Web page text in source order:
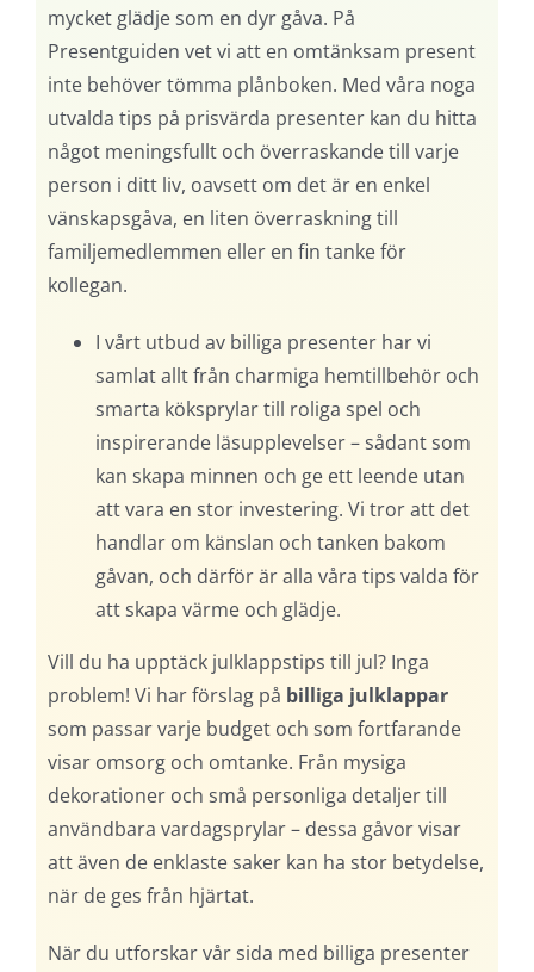
mycket glädje som en dyr gåva. På
Presentguiden vet vi att en omtänksam present
inte behöver tömma plånboken. Med våra noga
utvalda tips på prisvärda presenter kan du hitta
något meningsfullt och överraskande till varje
person i ditt liv, oavsett om det är en enkel
vänskapsgåva, en liten överraskning till
familjemedlemmen eller en fin tanke för
kollegan.
I vårt utbud av billiga presenter har vi
samlat allt från charmiga hemtillbehör och
smarta köksprylar till roliga spel och
inspirerande läsupplevelser – sådant som
kan skapa minnen och ge ett leende utan
att vara en stor investering. Vi tror att det
handlar om känslan och tanken bakom
gåvan, och därför är alla våra tips valda för
att skapa värme och glädje.
Vill du ha upptäck julklappstips till jul? Inga
problem! Vi har förslag på billiga julklappar
som passar varje budget och som fortfarande
visar omsorg och omtanke. Från mysiga
dekorationer och små personliga detaljer till
användbara vardagsprylar – dessa gåvor visar
att även de enklaste saker kan ha stor betydelse,
när de ges från hjärtat.
När du utforskar vår sida med billiga presenter